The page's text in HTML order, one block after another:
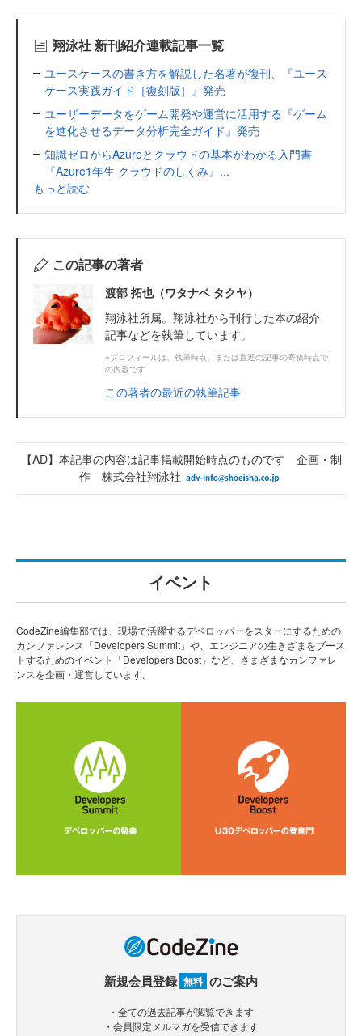
翔泳社 新刊紹介連載記事一覧
ユースケースの書き方を解説した名著が復刊、『ユース
ケース実践ガイド［復刻版］』発売
ユーザーデータをゲーム開発や運営に活用する『ゲーム
を進化させるデータ分析完全ガイド』発売
知識ゼロからAzureとクラウドの基本がわかる入門書
『Azure1年生 クラウドのしくみ』...
もっと読む
この記事の著者
渡部 拓也（ワタナベ タクヤ）
翔泳社所属。翔泳社から刊行した本の紹介
記事などを執筆しています。
※プロフィールは、執筆時点、または直近の記事の寄稿時点で
の内容です
この著者の最近の執筆記事
【AD】本記事の内容は記事掲載開始時点のものです 企画・制
作 株式会社翔泳社
イベント
CodeZine編集部では、現場で活躍するデベロッパーをスターにするための
カンファレンス「Developers Summit」や、エンジニアの生きざまをブース
トするためのイベント「Developers Boost」など、さまざまなカンファレ
ンスを企画・運営しています。
新規会員登録 無料 のご案内
・全ての過去記事が閲覧できます
・会員限定メルマガを受信できます